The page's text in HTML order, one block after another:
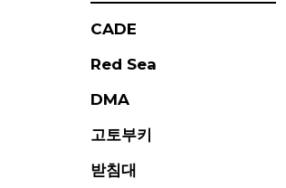
CADE
Red Sea
DMA
고토부키
받침대